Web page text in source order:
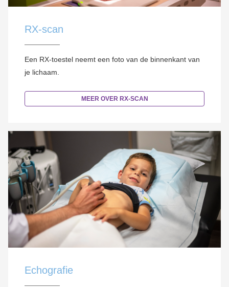
RX-scan
Een RX-toestel neemt een foto van de binnenkant van
je lichaam.
MEER OVER RX-SCAN
Echografie